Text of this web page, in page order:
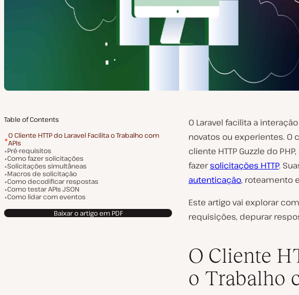
Table of Contents
O Cliente HTTP do Laravel Facilita o Trabalho com
APIs
Pré-requisitos
Como fazer solicitações
Solicitações simultâneas
Macros de solicitação
Como decodificar respostas
Como testar APIs JSON
Como lidar com eventos
Baixar o artigo em PDF
O Laravel facilita a
novatos ou experientes. O
cliente HTTP Guzzle do
fazersolicitações HTTP.
autenticação, roteamento
Este artigo vai explorar
requisições, depurar
O Cliente
o Trabalho